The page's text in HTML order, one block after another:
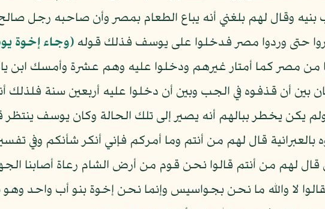
وقال لهم بلغني أنه يباع الطعام بمصر وأن صاحبه رجل
حتى وردوا مصر فدخلوا على يوسف فذلك قوله ﴿وجاء إخوة
من مصر كما أمتار غيرهم ودخلوا عليه وهم عشرة وأمسك
بين أن قذفوه في الجب وبين أن دخلوا عليه أربعين سنة فلذلك
يكن يخطر ببالهم أنه يصير إلى تلك الحالة وكان يوسف
قال لهم من أنتم وما أمركم فإني أنكر شأنكم وفي
قال لهم من أنتم قالوا نحن قوم من أرض الشام رعاة أصابنا
لا والله ما نحن بجواسيس وإنما نحن إخوة بنو أب واحد